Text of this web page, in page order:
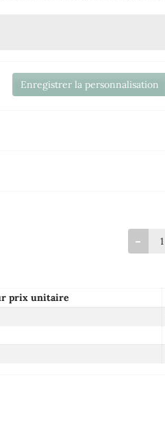
Enregistrer la personnalisation
prix unitaire